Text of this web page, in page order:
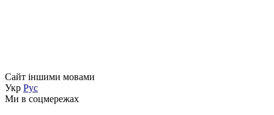
Сайт іншими мовами
Укр Рус
Ми в соцмережах